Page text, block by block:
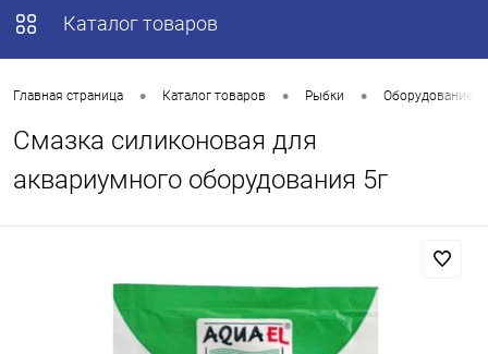
Каталог товаров
Главная страница • Каталог товаров • Рыбки • Оборудование
Смазка силиконовая для
аквариумного оборудования 5г